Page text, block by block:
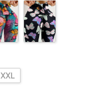
XXL